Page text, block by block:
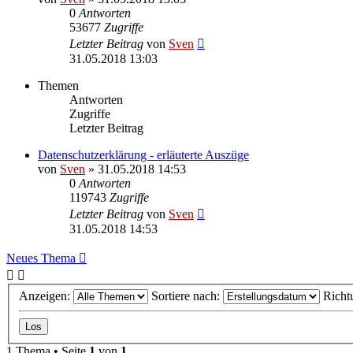
0 Antworten
53677 Zugriffe
Letzter Beitrag von Sven
31.05.2018 13:03
Themen
Antworten
Zugriffe
Letzter Beitrag
Datenschutzerklärung - erläuterte Auszüge
von Sven » 31.05.2018 14:53
0 Antworten
119743 Zugriffe
Letzter Beitrag von Sven
31.05.2018 14:53
Neues Thema
Anzeigen: Sortiere nach: